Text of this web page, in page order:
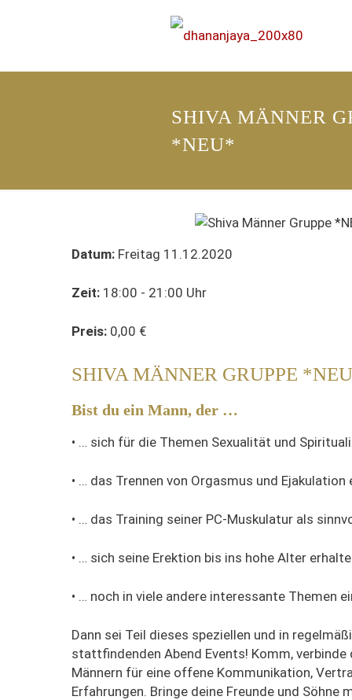
SHIVA MÄNNER
*NEU*
Datum:Freitag 11.12.2020
Zeit:18:00 - 21:00 Uhr
Preis:0,00 €
SHIVA MÄNNER GRUPPE
Bist du ein Mann, der …
• … sich für die Themen Sexualität und
• … das Trennen von Orgasmus und Ejakulation
• … das Training seiner PC-Muskulatur als
• … sich seine Erektion bis ins hohe Alter
• … noch in viele andere interessante Themen
Dann sei Teil dieses speziellen und in
stattfindenden Abend Events! Komm, verbinde
Männern für eine offene Kommunikation,
Erfahrungen. Bringe deine Freunde und Söhne